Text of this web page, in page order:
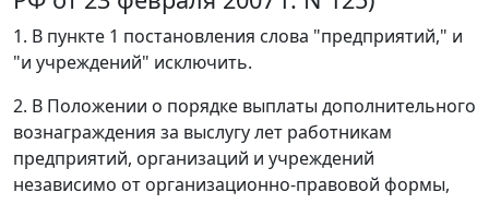
1. В пункте 1 постановления слова "предприятий," и
"и учреждений" исключить.
2. В Положении о порядке выплаты дополнительного
вознаграждения за выслугу лет работникам
предприятий, организаций и учреждений
независимо от организационно-правовой формы,